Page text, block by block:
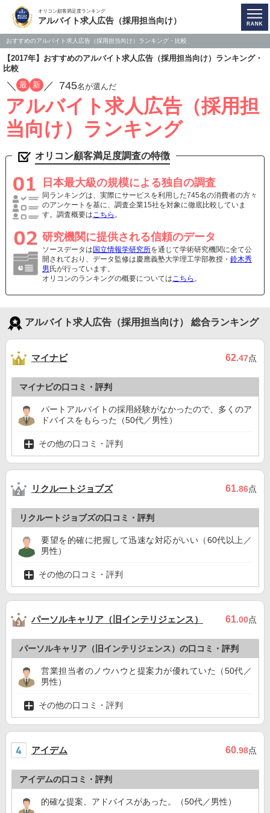
オリコン顧客満足度ランキング
アルバイト求人広告（採用担当向け）
おすすめのアルバイト求人広告（採用担当向け）ランキング・比較
【2017年】おすすめのアルバイト求人広告（採用担当向け）ランキング・
比較
／ 最 新 ／ 745名が選んだ
アルバイト求人広告（採用担
当向け）ランキング
オリコン顧客満足度調査の特徴
日本最大級の規模による独自の調査
同ランキングは、実際にサービスを利用した745名の消費者の方々
のアンケートを基に、調査企業15社を対象に徹底比較していま
す。調査概要はこちら 。
研究機関に提供される信頼のデータ
ソースデータは 国立情報学研究所を通じて学術研究機関に全て公
開されており、データ監修は慶應義塾大学理工学部教授・ 鈴木秀
男 氏が行っています。
オリコンのランキングの概要についてはこちら 。
アルバイト求人広告（採用担当向け） 総合ランキング
マイナビ 62.47点
マイナビの口コミ・評判
パートアルバイトの採用経験がなかったので、多くのア
ドバイスをもらった（50代／男性）
その他の口コミ・評判
リクルートジョブズ 61.86点
リクルートジョブズの口コミ・評判
要望を的確に把握して迅速な対応がいい（60代以上／
男性）
その他の口コミ・評判
パーソルキャリア（旧インテリジェンス） 61.00点
パーソルキャリア（旧インテリジェンス）の口コミ・評判
営業担当者のノウハウと提案力が優れていた（50代／
男性）
その他の口コミ・評判
アイデム 60.98点
アイデムの口コミ・評判
的確な提案、アドバイスがあった。（50代／男性）